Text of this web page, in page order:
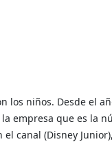
los niños. Desde el
empresa que es la
canal (Disney